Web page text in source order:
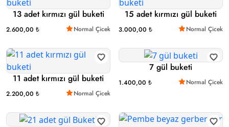
13 adet kırmızı gül buketi
2.600,00 ₺ Normal Çicek
15 adet kırmızı gül buketi
3.000,00 ₺ Normal Çicek
11 adet kırmızı gül buketi
2.200,00 ₺ Normal Çicek
7 gül buketi
1.400,00 ₺ Normal Çicek